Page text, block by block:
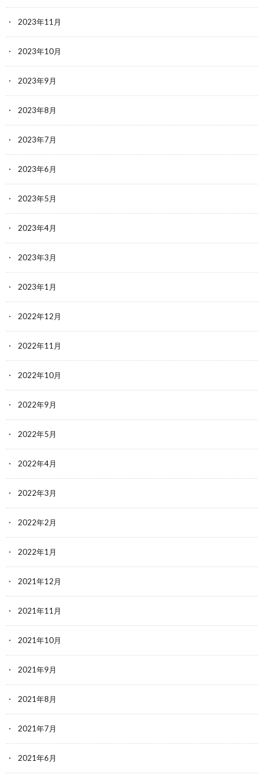
2023年11月
2023年10月
2023年9月
2023年8月
2023年7月
2023年6月
2023年5月
2023年4月
2023年3月
2023年1月
2022年12月
2022年11月
2022年10月
2022年9月
2022年5月
2022年4月
2022年3月
2022年2月
2022年1月
2021年12月
2021年11月
2021年10月
2021年9月
2021年8月
2021年7月
2021年6月